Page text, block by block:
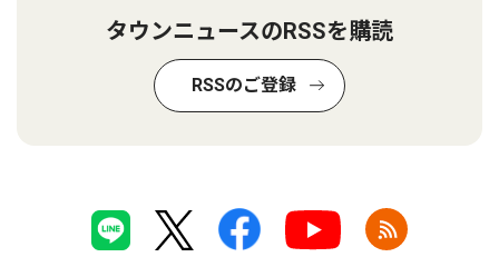
タウンニュースのRSSを購読
RSSのご登録